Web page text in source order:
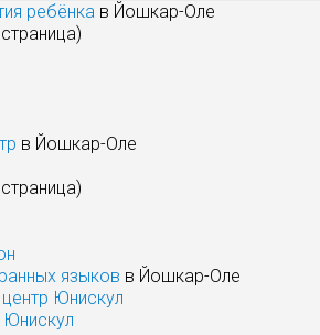
ребёнка в Йошкар-Оле
в Йошкар-Оле
языков в Йошкар-Оле
Юнискул
Юнискул